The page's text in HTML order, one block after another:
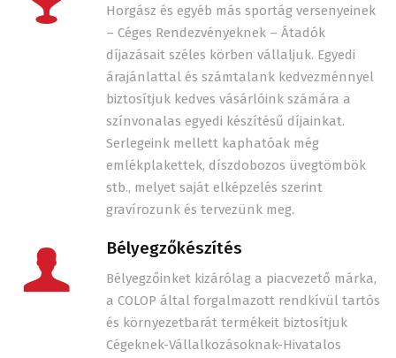
Horgász és egyéb más sportág versenyeinek
– Céges Rendezvényeknek – Átadók
díjazásait széles körben vállaljuk. Egyedi
árajánlattal és számtalank kedvezménnyel
biztosítjuk kedves vásárlóink számára a
színvonalas egyedi készítésű díjainkat.
Serlegeink mellett kaphatóak még
emlékplakettek, díszdobozos üvegtömbök
stb., melyet saját elképzelés szerint
gravírozunk és tervezünk meg.
Bélyegzőkészítés
Bélyegzőinket kizárólag a piacvezető márka,
a COLOP által forgalmazott rendkívül tartós
és környezetbarát termékeit biztosítjuk
Cégeknek-Vállalkozásoknak-Hivatalos